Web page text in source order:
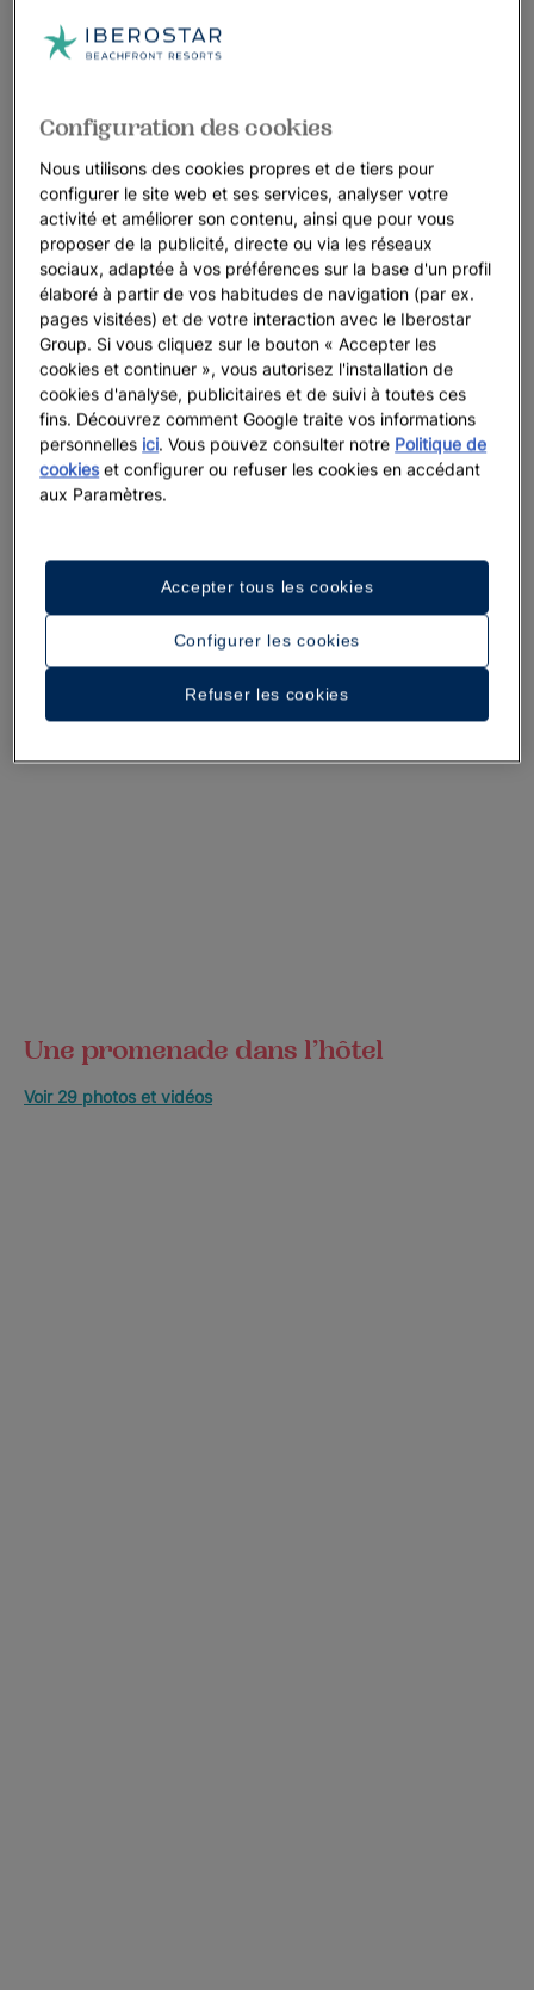
Une promenade dans l’hôtel
Voir 29 photos et vidéos
Configuration des cookies
Nous utilisons des cookies propres et de tiers pour
configurer le site web et ses services, analyser votre
activité et améliorer son contenu, ainsi que pour vous
proposer de la publicité, directe ou via les réseaux
sociaux, adaptée à vos préférences sur la base d'un profil
élaboré à partir de vos habitudes de navigation (par ex.
pages visitées) et de votre interaction avec le Iberostar
Group. Si vous cliquez sur le bouton « Accepter les
cookies et continuer », vous autorisez l'installation de
cookies d'analyse, publicitaires et de suivi à toutes ces
fins. Découvrez comment Google traite vos informations
personnelles ici. Vous pouvez consulter notre Politique de
cookies et configurer ou refuser les cookies en accédant
aux Paramètres.
Configurer les cookies
Refuser les cookies
Accepter tous les cookies